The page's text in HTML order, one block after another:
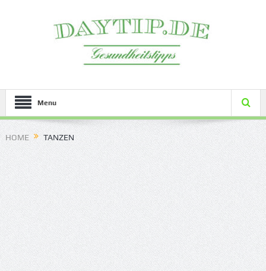
Menu
HOME TANZEN